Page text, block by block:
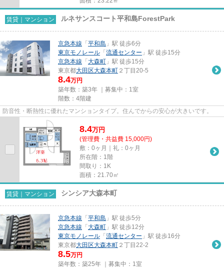
賃貸｜マンション ルネサンスコート平和島ForestPark
京急本線 「 平和島 」駅 徒歩6分
東京モノレール 「 流通センター 」駅 徒歩15分
京急本線 「 大森町 」駅 徒歩15分
東京都大田区大森本町 ２丁目20-5
8.4万円
築年数：築3年 ｜募集中： 1室
階数：4階建
防音性・断熱性に優れたマンションタイプ。住んでからの安心が大きいです。
8.4万円
(管理費・共益費 15,000円)
敷：0ヶ月｜礼：0ヶ月
所在階：1階
間取り：1K
面積：21.70㎡
賃貸｜マンション シンシア大森本町
京急本線 「 平和島 」駅 徒歩5分
京急本線 「 大森町 」駅 徒歩12分
東京モノレール 「 流通センター 」駅 徒歩16分
東京都大田区大森本町 ２丁目22-2
8.5万円
築年数：築25年 ｜募集中： 1室